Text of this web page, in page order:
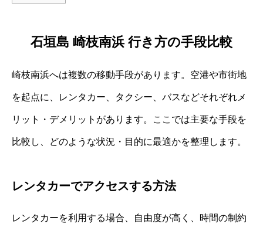
石垣島 崎枝南浜 行き方の手段比較
崎枝南浜へは複数の移動手段があります。空港や市街地
を起点に、レンタカー、タクシー、バスなどそれぞれメ
リット・デメリットがあります。ここでは主要な手段を
比較し、どのような状況・目的に最適かを整理します。
レンタカーでアクセスする方法
レンタカーを利用する場合、自由度が高く、時間の制約